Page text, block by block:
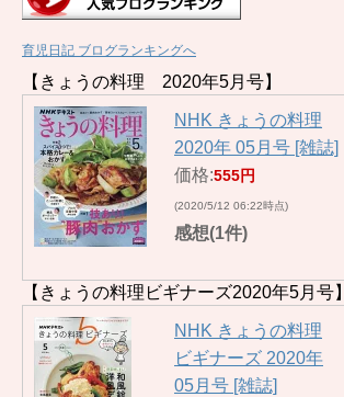
育児日記 ブログランキングへ
【きょうの料理 2020年5月号】
NHK きょうの料理
2020年 05月号 [雑誌]
価格:555円
(2020/5/12 06:22時点)
感想(1件)
【きょうの料理ビギナーズ2020年5月号】
NHK きょうの料理
ビギナーズ 2020年
05月号 [雑誌]